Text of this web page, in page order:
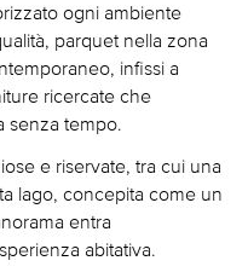
ogni ambiente
parquet nella zona
infissi a
ricercate che
senza tempo.
e riservate, tra cui una
lago, concepita come un
entra
abitativa.